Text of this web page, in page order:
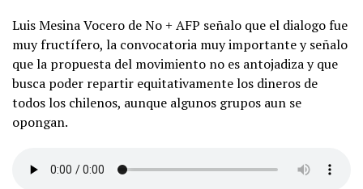
Luis Mesina Vocero de No + AFP señalo que el dialogo fue
muy fructífero, la convocatoria muy importante y señalo
que la propuesta del movimiento no es antojadiza y que
busca poder repartir equitativamente los dineros de
todos los chilenos, aunque algunos grupos aun se
opongan.